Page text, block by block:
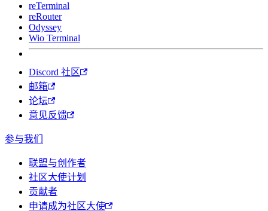
reTerminal
reRouter
Odyssey
Wio Terminal
Discord 社区
邮箱
论坛
意见反馈
参与我们
联盟与创作者
社区大使计划
贡献者
申请成为社区大使